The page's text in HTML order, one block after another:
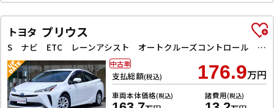
トヨタ プリウス
S ナビ ETC レーンアシスト オートクルーズコントロール 衝突被害軽減システム バックカメラ アルミホイール オートマチックハイビーム オートライト LEDヘッドランプ CVT スマートキー
支払総額(税込) 176.9万円
車両本体価格(税込) 諸費用(税込)
中古車